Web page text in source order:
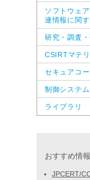
ソフトウェ
連情報に関
研究・調査
CSIRTマテ
セキュアコ
制御システ
ライブラリ
おすすめ情報
JPCERT/